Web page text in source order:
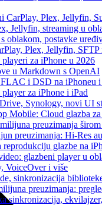
CarPlay, Plex, Jellyfin,
Jellyfin, streaming u
oblakom, postavke
Plex, Jellyfin,
za iPhone u 2026
u Markdown s OpenAI
FLAC i DSD na iPhoneu
za iPhone i iPad
Synology, novi UI
Mobile: Cloud glazba
preuzimanja
preuzimanja: Hi-Res
glazbe na
glazbeni player u
VoiceOver i više
sinkronizacija
preuzimanja:
sinkronizacija,